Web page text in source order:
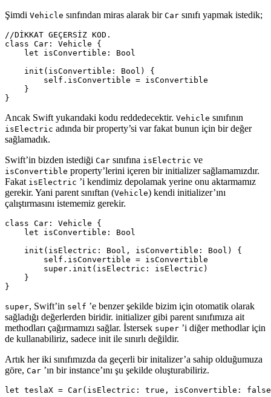
Şimdi Vehicle sınfından miras alarak bir Car sınıfı yapmak istedik;
//DİKKAT GEÇERSİZ KOD.
class Car : Vehicle
{
let
isConvertible :
Bool
init ( isConvertible : Bool )
{
self . isConvertible = isConvertible
}
}
Ancak Swift yukarıdaki kodu reddedecektir. Vehicle sınıfının
isElectric adında bir property’si var fakat bunun için bir değer
sağlamadık.
Swift’in bizden istediği Car sınıfına isElectric ve
isConvertible property’lerini içeren bir initializer sağlamamızdır.
Fakat isElectric ’i kendimiz depolamak yerine onu aktarmamız
gerekir. Yani parent sınıftan (Vehicle) kendi initializer’ını
çalıştırmasını istememiz gerekir.
class Car : Vehicle
{
let
isConvertible :
Bool
init ( isElectric : Bool , isConvertible : Bool )
{
self . isConvertible = isConvertible
super . init ( isElectric : isElectric )
}
}
super, Swift’in self ’e benzer şekilde bizim için otomatik olarak
sağladığı değerlerden biridir. initializer gibi parent sınıfımıza ait
methodları çağırmamızı sağlar. İstersek super ’i diğer methodlar için
de kullanabiliriz, sadece init ile sınırlı değildir.
Artık her iki sınıfımızda da geçerli bir initalizer’a sahip olduğumuza
göre, Car ’ın bir instance’ını şu şekilde oluşturabiliriz.
let teslaX = Car( isElectric : true , isConvertible : false